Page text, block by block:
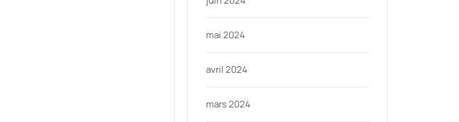
mai 2024
avril 2024
mars 2024